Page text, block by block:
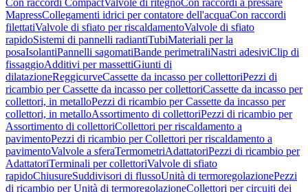
Con raccordi CompactValvole di ritegnoCon raccordi a pressare
MapressCollegamenti idrici per contatore dell'acquaCon raccordi
filettatiValvole di sfiato per riscaldamentoValvole di sfiato
rapidoSistemi di pannelli radiantiTubiMateriali per la
posaIsolantiPannelli sagomatiBande perimetraliNastri adesiviClip di
fissaggioAdditivi per massettiGiunti di
dilatazioneReggicurveCassette da incasso per collettoriPezzi di
ricambio per Cassette da incasso per collettoriCassette da incasso per
collettori, in metalloPezzi di ricambio per Cassette da incasso per
collettori, in metalloAssortimento di collettoriPezzi di ricambio per
Assortimento di collettoriCollettori per riscaldamento a
pavimentoPezzi di ricambio per Collettori per riscaldamento a
pavimentoValvole a sferaTermometriAdattatoriPezzi di ricambio per
AdattatoriTerminali per collettoriValvole di sfiato
rapidoChiusureSuddivisori di flussoUnità di termoregolazionePezzi
di ricambio per Unità di termoregolazioneCollettori per circuiti dei